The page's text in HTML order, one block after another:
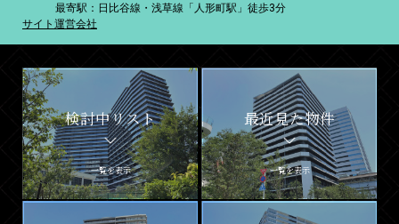
最寄駅：日比谷線・浅草線「人形町駅」徒歩3分
サイト運営会社
検討中リスト
一覧を表示
最近見た物件
一覧を表示